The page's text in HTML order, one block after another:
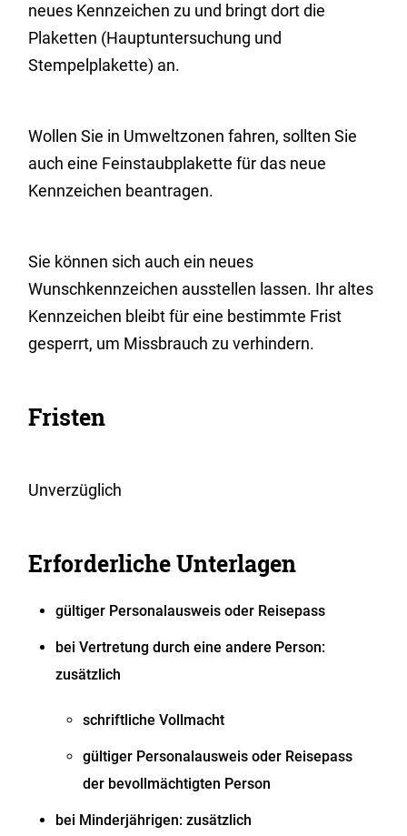
neues Kennzeichen zu und bringt dort die
Plaketten (Hauptuntersuchung und
Stempelplakette) an.
Wollen Sie in Umweltzonen fahren, sollten Sie
auch eine Feinstaubplakette für das neue
Kennzeichen beantragen.
Sie können sich auch ein neues
Wunschkennzeichen ausstellen lassen. Ihr altes
Kennzeichen bleibt für eine bestimmte Frist
gesperrt, um Missbrauch zu verhindern.
Fristen
Unverzüglich
Erforderliche Unterlagen
gültiger Personalausweis oder Reisepass
bei Vertretung durch eine andere Person:
zusätzlich
schriftliche Vollmacht
gültiger Personalausweis oder Reisepass
der bevollmächtigten Person
bei Minderjährigen: zusätzlich